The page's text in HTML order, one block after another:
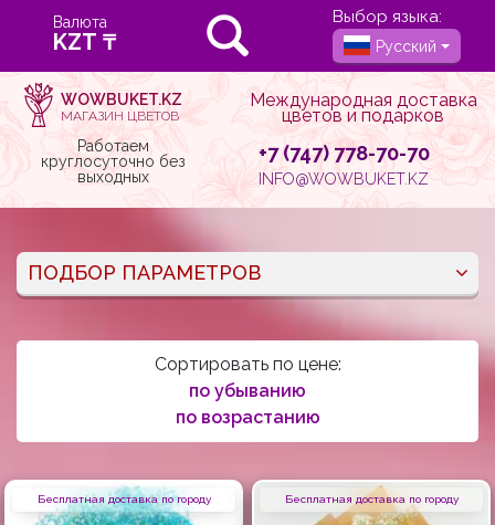
Валюта Выбор языка:
Русский
WOWBUKET.KZ
МАГАЗИН ЦВЕТОВ
Международная доставка
цветов и подарков
Работаем
круглосуточно без
выходных
+7 (747) 778-70-70
INFO@WOWBUKET.KZ
ПОДБОР ПАРАМЕТРОВ
Сортировать по цене:
по убыванию
по возрастанию
Бесплатная доставка по городу Бесплатная доставка по городу